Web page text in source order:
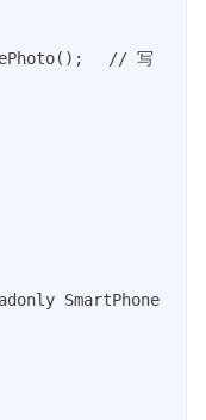
( ) ;
// 写
SmartPhone